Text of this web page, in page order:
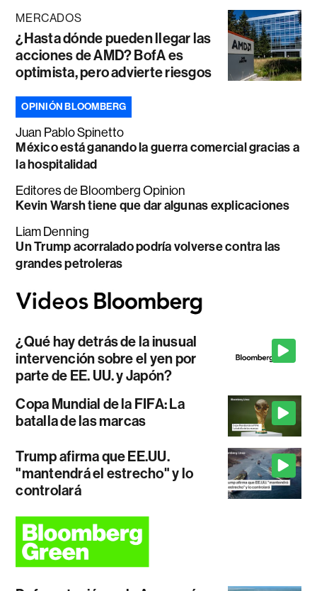
MERCADOS
¿Hasta dónde pueden llegar las
acciones de AMD? BofA es
optimista, pero advierte riesgos
OPINIÓN BLOOMBERG
Juan Pablo Spinetto
México está ganando la guerra comercial gracias a
la hospitalidad
Editores de Bloomberg Opinion
Kevin Warsh tiene que dar algunas explicaciones
Liam Denning
Un Trump acorralado podría volverse contra las
grandes petroleras
¿Qué hay detrás de la inusual
intervención sobre el yen por
parte de EE. UU. y Japón?
Copa Mundial de la FIFA: La
batalla de las marcas
Trump afirma que EE.UU.
"mantendrá el estrecho" y lo
controlará